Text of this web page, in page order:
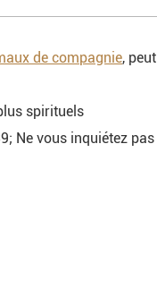
de compagnie,
spirituels
Ne vous inquiétez